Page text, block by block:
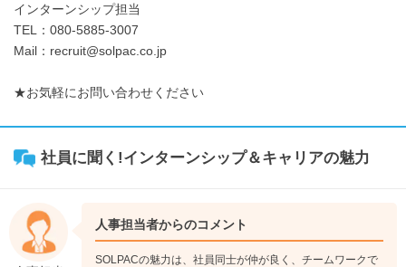
インターンシップ担当
TEL：080-5885-3007
Mail：recruit@solpac.co.jp
★お気軽にお問い合わせください
社員に聞く!インターンシップ＆キャリアの魅力
人事担当者からのコメント
SOLPACの魅力は、社員同士が仲が良く、チームワークで